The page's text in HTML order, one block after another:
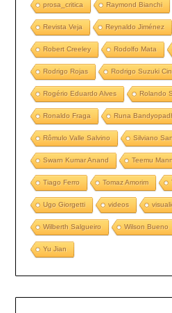
prosa_critica Raymond Bianchi
Revista Veja Reynaldo Jiménez
Robert Creeley Rodolfo Mata
Rodrigo Rojas Rodrigo Suzuki
Rogério Eduardo Alves Rolando
Ronaldo Fraga Runa
Rômulo Valle Salvino Silviano
Swarn Kumar Anand Teemu
Tiago Ferro Tomaz Amorim
Ugo Giorgetti videos
Wilberth Salgueiro Wilson Bueno
Yu Jian